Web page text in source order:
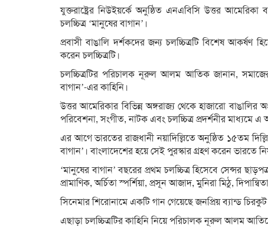
যুক্তরাষ্ট্রের নিউইয়র্কে অনুষ্ঠিত এনএবিসি উত্তর আমেরিকা
চলচ্চিত্র ‘মানুষের বাগান’।
প্রবাসী বাঙালি দর্শকদের জন্য চলচ্চিত্রটি বিশেষ আকর্ষণ
করেন চলচ্চিত্রটি।
চলচ্চিত্রটির পরিচালক নূরুল আলম আতিক জানান, সমাজের
বাগান’-এর কাহিনি।
উত্তর আমেরিকার বিভিন্ন অঙ্গরাজ্য থেকে হাজারো বাঙালির
পরিবেশনা, সংগীত, নাটক এবং চলচ্চিত্র প্রদর্শনীর
এর আগে ভারতের রাজধানী নয়াদিল্লিতে অনুষ্ঠিত ১৫তম
বাগান’। বাংলাদেশের হয়ে সেই পুরস্কার গ্রহণ করেন ভারতে
‘মানুষের বাগান’ বছরের প্রথম চলচ্চিত্র হিসেবে সেন্সর
প্রামাণিক, অর্চিতা স্পর্শিয়া, প্রসূন আজাদ, মুনিরা মিঠু,
সিনেমার শিরোনামে একটি গান গেয়েছে জনপ্রিয় ব্যান্ড
এছাড়া চলচ্চিত্রটির কাহিনি নিয়ে পরিচালক নূরুল আলম